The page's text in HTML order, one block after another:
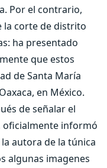
Por el contrario,
la corte de distrito
ha presentado
que estos
de Santa María
en México.
de señalar el
oficialmente informó
autora de la túnica
algunas imagenes